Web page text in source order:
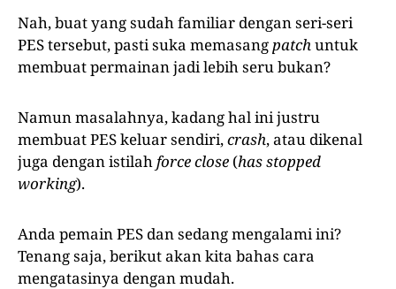
Nah, buat yang sudah familiar dengan seri-seri
PES tersebut, pasti suka memasangpatchuntuk
membuat permainan jadi lebih seru bukan?
Namun masalahnya, kadang hal ini justru
membuat PES keluar sendiri,crash, atau dikenal
juga dengan istilahforce close (has stopped
working).
Anda pemain PES dan sedang mengalami ini?
Tenang saja, berikut akan kita bahas cara
mengatasinya dengan mudah.